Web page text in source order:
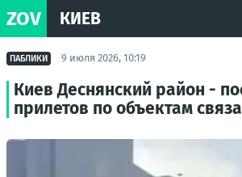
ZOV КИЕВ
ПАБЛИКИ 9 июля 2026, 10:19
Киев Деснянский район -
прилетов по объектам